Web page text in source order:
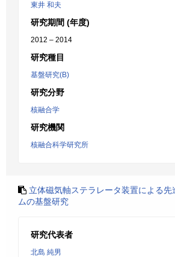
東井 和夫
研究期間 (年度)
2012 – 2014
研究種目
基盤研究(B)
研究分野
核融合学
研究機関
核融合科学研究所
立体磁気軸ステラレータ装置による先
ムの基盤研究
研究代表者
北島 純男